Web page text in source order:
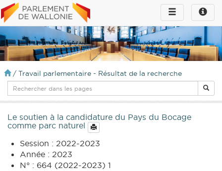
Toggle
infos
Toggle
navigation
/ Travail parlementaire - Résultat de la recherche
Le soutien à la candidature du Pays du Bocage
comme parc naturel
Session : 2022-2023
Année : 2023
N° : 664 (2022-2023) 1